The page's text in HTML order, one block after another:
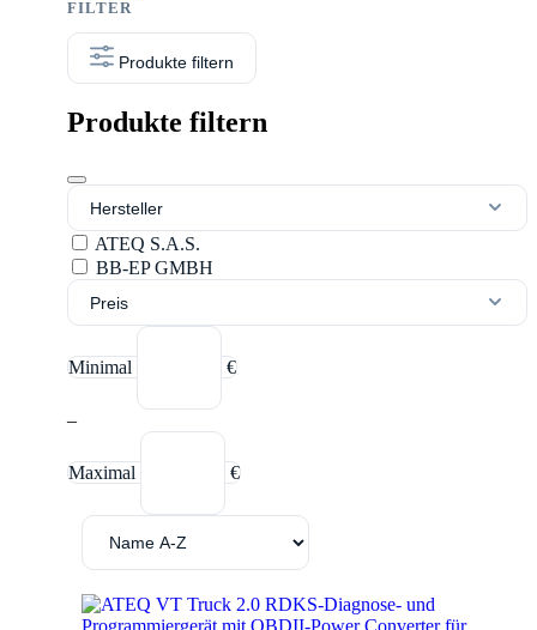
Produkte filtern
Produkte filtern
Hersteller
ATEQ S.A.S.
BB-EP GMBH
Preis
Minimal €
–
Maximal €